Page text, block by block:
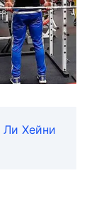
Ли Хейни